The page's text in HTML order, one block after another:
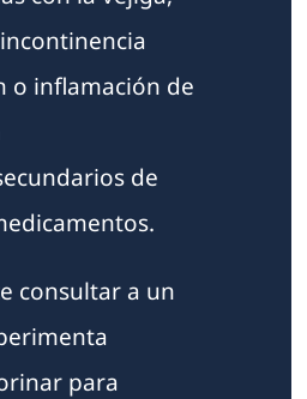
o inflamación de
de
consultar a un
para